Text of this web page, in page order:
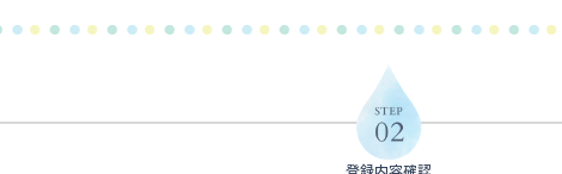
登録内容確認